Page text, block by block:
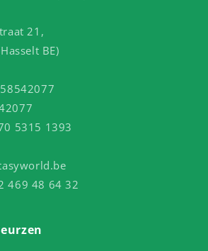
21,
BE)
5315 1393
469 48 64 32